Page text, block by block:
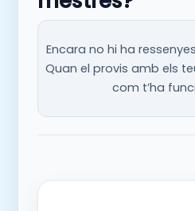
Encara no hi ha
Quan el provis amb els
com t’ha